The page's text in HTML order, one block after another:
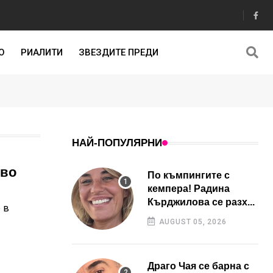
РИАЛИТИ ЗВЕЗДИТЕ ПРЕДИ
в
НАЙ-ПОПУЛЯРНИ
По къмпингите с
кемпера! Радина
Кърджилова се разх...
AUGUST 05, 2026
Драго Чая се барна с